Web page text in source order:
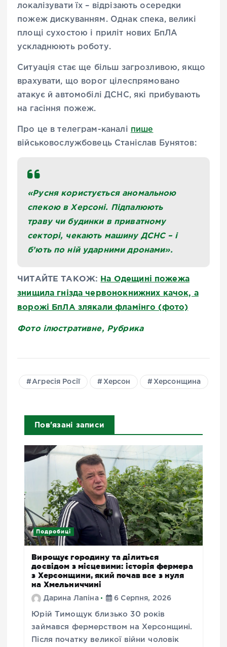
локалізувати їх – відрізають осередки
пожеж дискуванням. Однак спека, великі
площі сухостою і приліт нових БпЛА
ускладнюють роботу.
Ситуація стає ще більш загрозливою, якщо
врахувати, що ворог цілеспрямовано
атакує й автомобілі ДСНС, які прибувають
на гасіння пожеж.
Про це в телеграм-каналі пише
військовослужбовець Станіслав Бунятов:
«Русня користується аномальною
спекою в Херсоні. Підпалюють
траву чи будинки в приватному
секторі, чекають машину ДСНС – і
б’ють по ній ударними дронами».
ЧИТАЙТЕ ТАКОЖ: На Одещині пожежа
знищила гнізда червонокнижних качок, а
ворожі БпЛА злякали фламінго (фото)
Фото ілюстративне, Рубрика
Агресія Росії Херсон Херсонщина
Пов'язані записи
Подробиці
Вирощує городину та ділиться
досвідом з місцевими: історія фермера
з Херсонщини, який почав все з нуля
на Хмельниччині
Дарина Лапіна 6 Серпня, 2026
Юрій Тимощук близько 30 років
займався фермерством на Херсонщині.
Після початку великої війни чоловік